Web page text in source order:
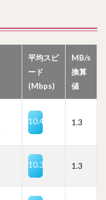
平均スピ
ード
(Mbps)
MB/s
換算
値
10.4 1.3
10.3 1.3